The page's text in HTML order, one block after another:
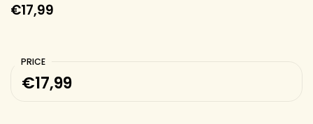
€17,99
PRICE
€17,99